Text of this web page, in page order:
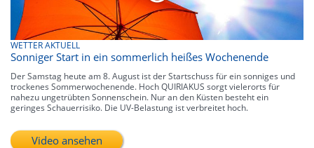
WETTER AKTUELL
Sonniger Start in ein sommerlich heißes Wochenende
Der Samstag heute am 8. August ist der Startschuss für ein sonniges und
trockenes Sommerwochenende. Hoch QUIRIAKUS sorgt vielerorts für
nahezu ungetrübten Sonnenschein. Nur an den Küsten besteht ein
geringes Schauerrisiko. Die UV-Belastung ist verbreitet hoch.
Video ansehen